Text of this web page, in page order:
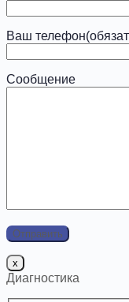
Ваш
Сообщение
x
Диагностика